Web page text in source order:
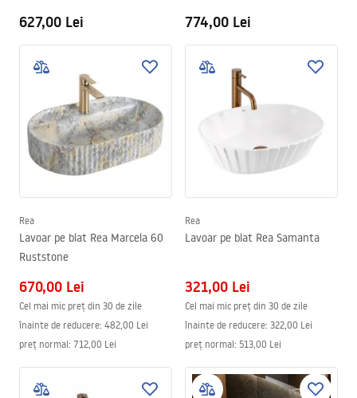
627,00 Lei 774,00 Lei
Rea
Lavoar pe blat Rea Marcela 60
Ruststone
670,00 Lei
Cel mai mic preț din 30 de zile
înainte de reducere: 482,00 Lei
preț normal: 712,00 Lei
Rea
Lavoar pe blat Rea Samanta
321,00 Lei
Cel mai mic preț din 30 de zile
înainte de reducere: 322,00 Lei
preț normal: 513,00 Lei